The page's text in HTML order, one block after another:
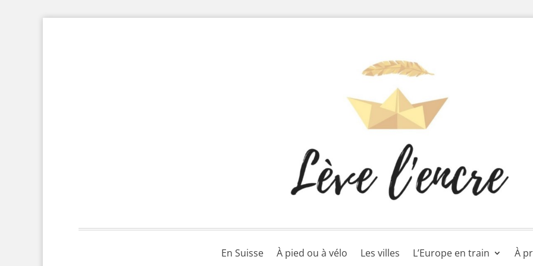
En Suisse À pied ou à vélo Les villes L’Europe en train À